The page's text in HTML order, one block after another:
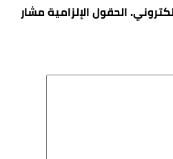
الحقول الإلزامية مشار